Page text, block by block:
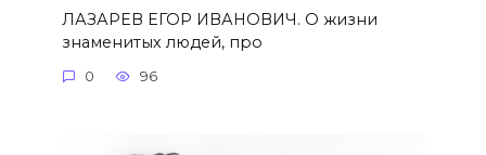
ЛАЗАРЕВ ЕГОР ИВАНОВИЧ. О жизни
знаменитых людей, про
0 96